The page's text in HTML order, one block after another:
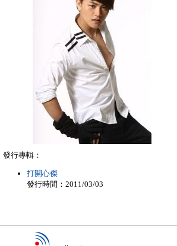
發行專輯：
打開心傑
發行時間：2011/03/03